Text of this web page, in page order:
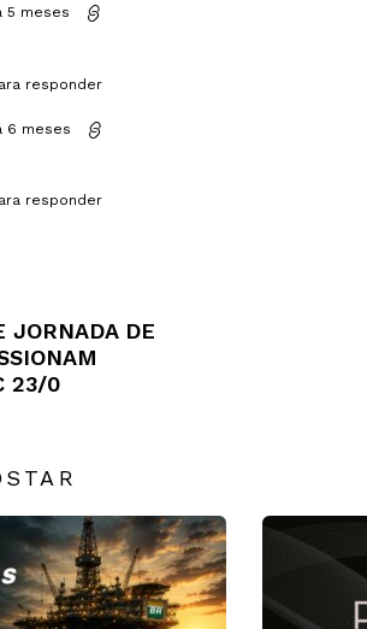
5 meses
responder
6 meses
responder
JORNADA DE
23/0